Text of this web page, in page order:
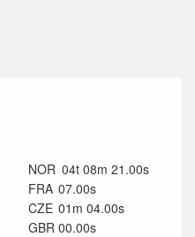
NOR 04t 08m 21.00s
FRA 07.00s
CZE 01m 04.00s
GBR 00.00s